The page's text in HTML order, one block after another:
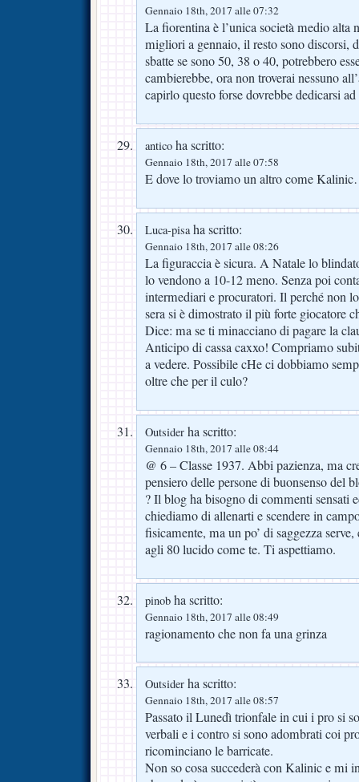
Gennaio 18th, 2017 alle 07:32
La fiorentina è l’unica società medio alta
migliori a gennaio, il resto sono discorsi,
sbatte se sono 50, 38 o 40, potrebbero
cambierebbe, ora non troverai nessuno
capirlo questo forse dovrebbe dedicarsi
antico ha scritto:
Gennaio 18th, 2017 alle 07:58
E dove lo troviamo un altro come
Luca-pisaha scritto:
Gennaio 18th, 2017 alle 08:26
La figuraccia è sicura. A Natale lo
lo vendono a 10-12 meno. Senza poi
intermediari e procuratori. Il perché non
sera si è dimostrato il più forte giocatore
Dice: ma se ti minacciano di pagare la
Anticipo di cassa caxxo! Compriamo
a vedere. Possibile cHe ci dobbiamo
oltre che per il culo?
Outsider ha scritto:
Gennaio 18th, 2017 alle 08:44
@ 6 – Classe 1937. Abbi pazienza, ma
pensiero delle persone di buonsenso del
? Il blog ha bisogno di commenti sensati
chiediamo di allenarti e scendere in
fisicamente, ma un po’ di saggezza
agli 80 lucido come te. Ti aspettiamo.
pinob ha scritto:
Gennaio 18th, 2017 alle 08:49
ragionamento che non fa una grinza
Outsider ha scritto:
Gennaio 18th, 2017 alle 08:57
Passato il Lunedì trionfale in cui i pro si
verbali e i contro si sono adombrati coi
ricominciano le barricate.
Non so cosa succederà con Kalinic e mi